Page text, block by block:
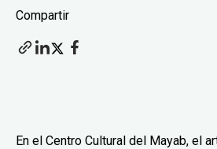
Compartir
En el Centro Cultural del Mayab, el